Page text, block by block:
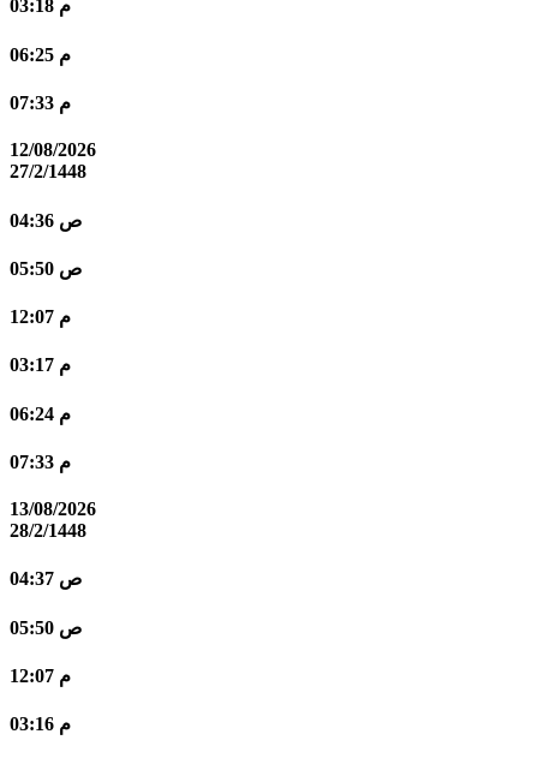
03:18 م
06:25 م
07:33 م
12/08/2026
27/2/1448
04:36 ص
05:50 ص
12:07 م
03:17 م
06:24 م
07:33 م
13/08/2026
28/2/1448
04:37 ص
05:50 ص
12:07 م
03:16 م